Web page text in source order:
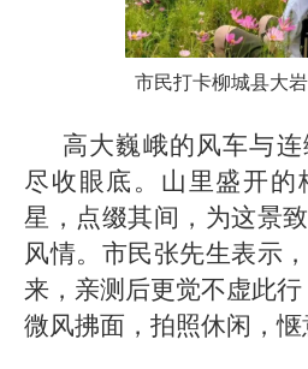
市民打卡柳城县大
高大巍峨的风车与
尽收眼底。山里盛开的
星，点缀其间，为这景
风情。市民张先生表示
来，亲测后更觉不虚此行
微风拂面，拍照休闲，惬